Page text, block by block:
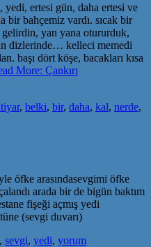
yedi, ertesi gün, daha ertesi ve
bahçemiz vardı. sıcak bir
gelirdin, yan yana otururduk,
dizlerinde… kelleci memedi
başı dört köşe, bacakları kısa
More: Çankırı
, belki, bir, daha, kal, nerde,
öfke arasındasevgimi öfke
arada bir de bigün baktım
fişeği açmış yedi
(sevgi duvarı)
, sevgi, yedi, yorum